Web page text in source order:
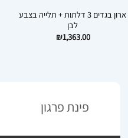
ארון בגדים 3 דלתות + תלייה בצבע
לבן
₪1,363.00
פינת פרגון